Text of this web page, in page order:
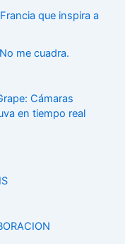
que inspira a
me cuadra.
Cámaras
en tiempo real